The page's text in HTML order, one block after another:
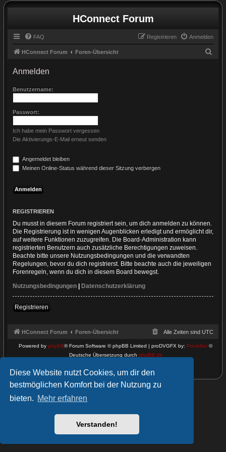
Diese Website nutzt Cookies, um dir den
bestmöglichen Komfort bei der Nutzung zu
bieten. Mehr erfahren
Verstanden!
HConnect Forum
FAQ Anmelden
Registrieren
HConnect Forum Foren-Übersicht
Anmelden
Benutzername:
Passwort:
Ich habe mein Passwort vergessen
Die Aktivierungs-E-Mail erneut senden
Angemeldet bleiben
Meinen Online-Status während dieser Sitzung verbergen
REGISTRIEREN
Du musst in diesem Forum registriert sein, um dich anmelden zu können.
Die Registrierung ist in wenigen Augenblicken erledigt und ermöglicht dir,
auf weitere Funktionen zuzugreifen. Die Board-Administration kann
registrierten Benutzern auch zusätzliche Berechtigungen zuweisen.
Beachte bitte unsere Nutzungsbedingungen und die verwandten
Regelungen, bevor du dich registrierst. Bitte beachte auch die jeweiligen
Forenregeln, wenn du dich in diesem Board bewegst.
Nutzungsbedingungen | Datenschutzerklärung
Registrieren
HConnect Forum Foren-Übersicht Alle Zeiten sind UTC
Powered by phpBB® Forum Software © phpBB Limited | proDVGFX by: Prosk8er ©
Deutsche Übersetzung durch phpBB.de